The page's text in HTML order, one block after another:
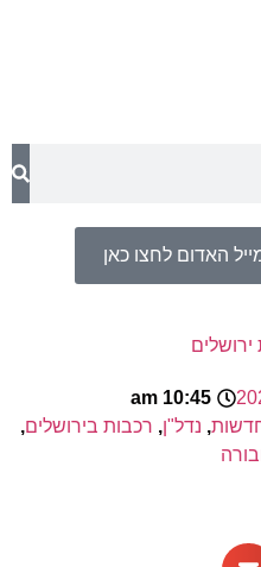
האדום לחצו כאן
10:45 am
, נדל"ן, רכבות בירושלים,